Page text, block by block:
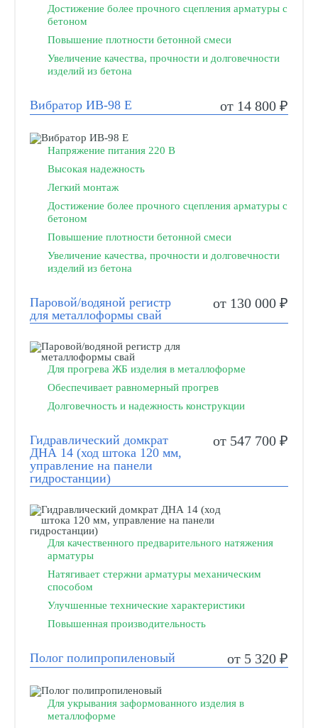
Достижение более прочного сцепления арматуры с
бетоном
Повышение плотности бетонной смеси
Увеличение качества, прочности и долговечности
изделий из бетона
Вибратор ИВ-98 Е от 14 800 ₽
Напряжение питания 220 В
Высокая надежность
Легкий монтаж
Достижение более прочного сцепления арматуры с
бетоном
Повышение плотности бетонной смеси
Увеличение качества, прочности и долговечности
изделий из бетона
Паровой/водяной регистр
для металлоформы свай
от 130 000 ₽
Для прогрева ЖБ изделия в металлоформе
Обеспечивает равномерный прогрев
Долговечность и надежность конструкции
Гидравлический домкрат
ДНА 14 (ход штока 120 мм,
управление на панели
гидростанции)
от 547 700 ₽
Для качественного предварительного натяжения
арматуры
Натягивает стержни арматуры механическим
способом
Улучшенные технические характеристики
Повышенная производительность
Полог полипропиленовый от 5 320 ₽
Для укрывания заформованного изделия в
металлоформе